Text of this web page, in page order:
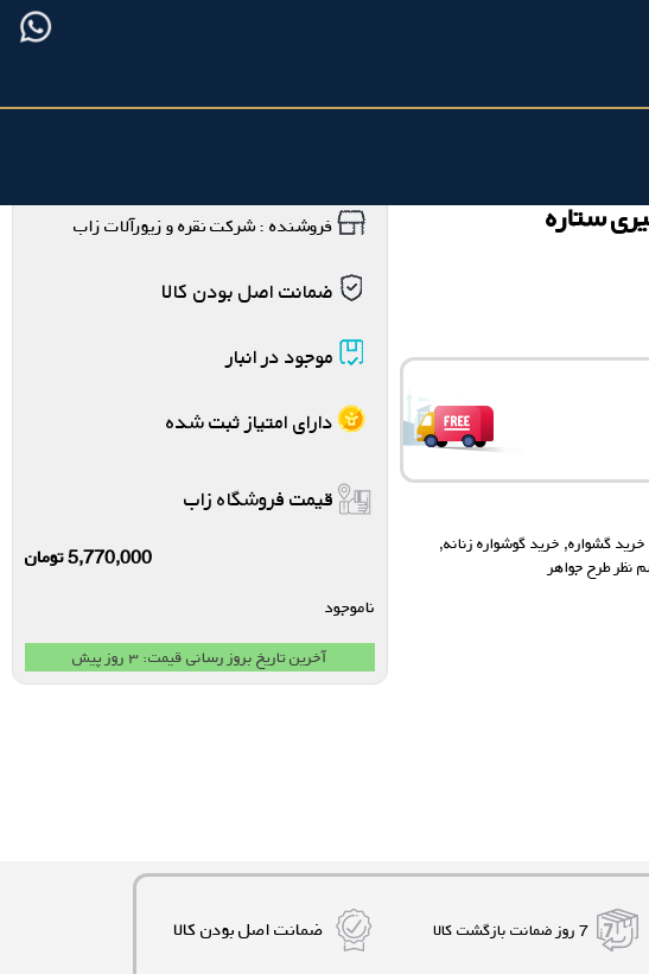
ستاره
خرید گشواره, خرید گوشواره زنانه,
نظر طرح جواهر
فروشنده : شرکت نقره و زیورآلات زاب
ضمانت اصل بودن کالا
موجود در انبار
دارای امتیاز ثبت شده
قیمت فروشگاه زاب
5,770,000تومان
ناموجود
آخرین تاریخ بروز رسانی قیمت: ۳ روز پیش
7 روز ضمانت بازگشت کالا ضمانت اصل بودن کالا